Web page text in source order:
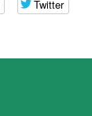
Twitter